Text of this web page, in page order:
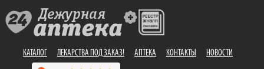
КАТАЛОГ ЛЕКАРСТВА ПОД ЗАКАЗ! АПТЕКА КОНТАКТЫ НОВОСТИ